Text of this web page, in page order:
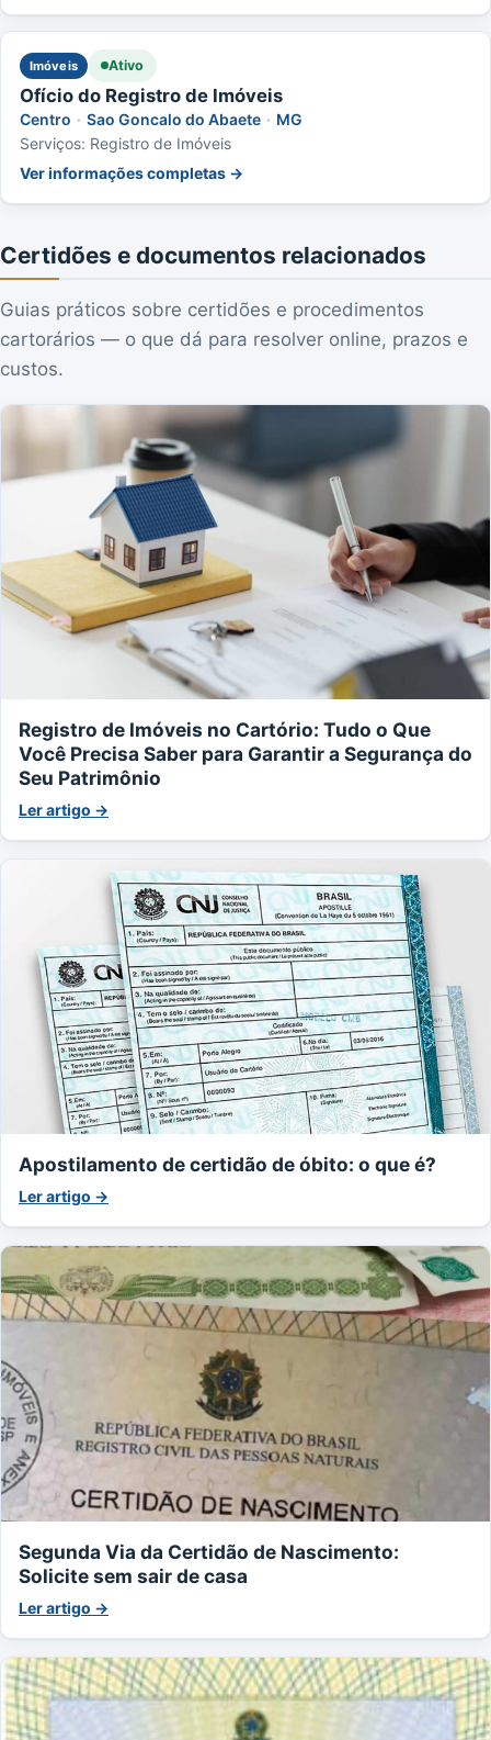
Imóveis Ativo
Ofício do Registro de Imóveis
Centro · Sao Goncalo do Abaete · MG
Serviços: Registro de Imóveis
Ver informações completas →
Certidões e documentos relacionados
Guias práticos sobre certidões e procedimentos
cartorários — o que dá para resolver online, prazos e
custos.
Registro de Imóveis no Cartório: Tudo o Que
Você Precisa Saber para Garantir a Segurança do
Seu Patrimônio
Ler artigo →
Apostilamento de certidão de óbito: o que é?
Ler artigo →
Segunda Via da Certidão de Nascimento:
Solicite sem sair de casa
Ler artigo →